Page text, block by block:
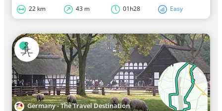
22 km 43 m 01h28 Easy
Germany - The Travel Destination